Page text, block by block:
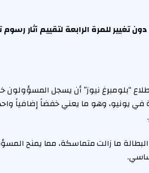
تغيير للمرة الرابعة لتقييم آثار
“بلومبرغ نيوز” أن يسجل المسؤولون
في يونيو، وهو ما يعني خفضاً إضافياً
ما زالت متماسكة، مما يمنح